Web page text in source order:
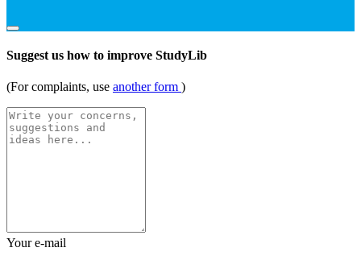
Suggest us how to improve StudyLib
(For complaints, use another form )
Your e-mail